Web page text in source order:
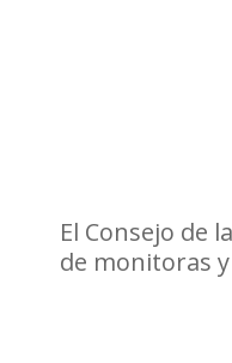
El Consejo de
de monitoras